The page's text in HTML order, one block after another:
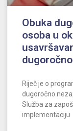
Obuka
osoba u
Riječ je o
dugoročno
Služba za
implementaciju